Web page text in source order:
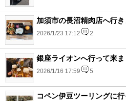
加須市の長沼精肉店へ行き
2026/1/23 17:12 2
銀座ライオンへ行って来
2026/1/16 17:59 5
コペン伊豆ツーリングに行